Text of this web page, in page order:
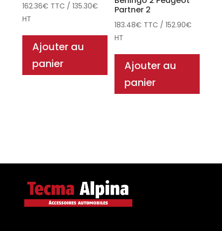
162.36€ TTC / 135.30€
HT
Ajouter au
panier
Partner 2
183.48€ TTC /152.90€
HT
Ajouter au
panier